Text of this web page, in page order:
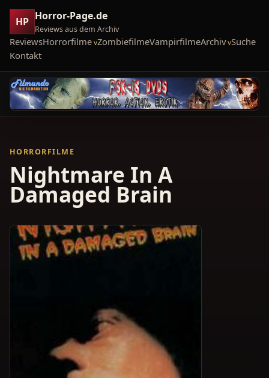
HP Horror-Page.de
Reviews aus dem Archiv
ReviewsHorrorfilme ZombiefilmeVampirfilmeArchiv Suche
Kontakt
HORRORFILME
Nightmare In A
Damaged Brain